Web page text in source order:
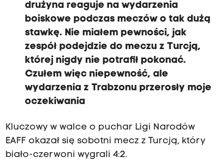
drużyna reaguje na wydarzenia
boiskowe podczas meczów o tak dużą
stawkę. Nie miałem pewności, jak
zespół podejdzie do meczu z Turcją,
której nigdy nie potrafił pokonać.
Czułem więc niepewność, ale
wydarzenia z Trabzonu przerosły moje
oczekiwania
Kluczowy w walce o puchar Ligi Narodów
EAFF okazał się sobotni mecz z Turcją, który
biało-czerwoni wygrali 4:2.